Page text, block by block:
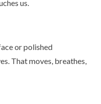
us.
or polished
That moves, breathes,